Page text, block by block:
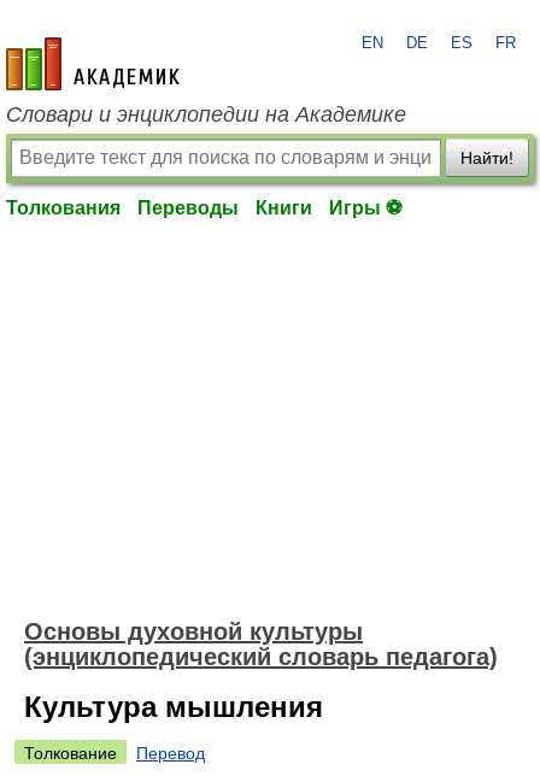
academic.ru
EN DE ES FR
Словари и энциклопедии на Академике
Найти!
Толкования Переводы Книги Игры ⚽
Основы духовной культуры
(энциклопедический словарь педагога)
Культура мышления
Толкование
Перевод